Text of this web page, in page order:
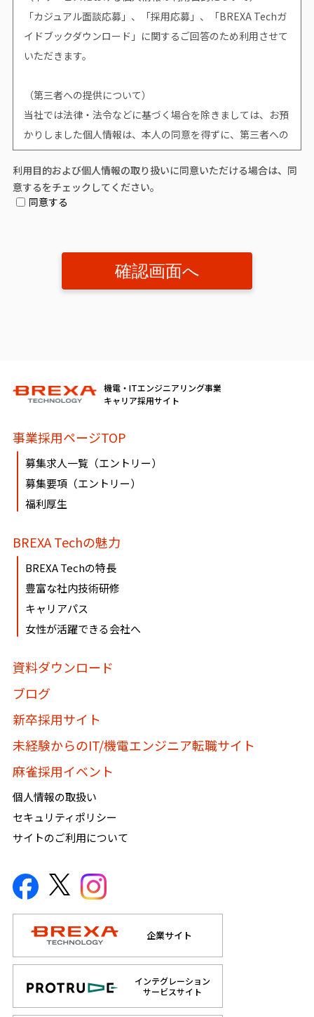
「カジュアル面談応募」、「採用応募」、「BREXA Techガ
イドブックダウンロード」に関するご回答のため利用させて
いただきます。
（第三者への提供について）
当社では法律・法令などに基づく場合を除きましては、お預
かりしました個人情報は、本人の同意を得ずに、第三者への
提供はいたしません。
（個人情報提供の任意性について）
サービスなどのご提供ができません。
（開示対象個人情報の「利用目的の通知」「開示」「訂正、
必要に応じて窓口までご連絡ください。
《個人情報相談窓口》
東京都千代田区丸の内1-8-3 丸の内トラストタワー本館16・
17階
株式会社BREXA Technology
個人情報保護管理者：吉野 貴博
TEL:03-3286-4777 FAX:03-3286-4778
利用目的および個人情報の取り扱いに同意いただける場合は、同
意するをチェックしてください。
同意する
機電・ITエンジニアリング事業
キャリア採用サイト
事業採用ページTOP
募集求人一覧（エントリー）
募集要項（エントリー）
福利厚生
BREXA Techの魅力
BREXA Techの特長
豊富な社内技術研修
キャリアパス
女性が活躍できる会社へ
資料ダウンロード
ブログ
新卒採用サイト
未経験からのIT/機電エンジニア転職サイト
麻雀採用イベント
個人情報の取扱い
セキュリティポリシー
サイトのご利用について
企業サイト
インテグレーション
サービスサイト